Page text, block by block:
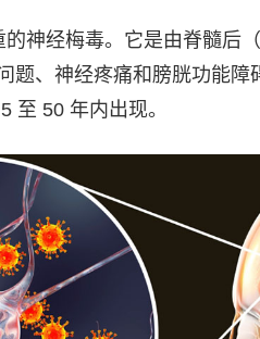
的神经梅毒。它是由脊髓后
题、神经疼痛和膀胱功能
至 50 年内出现。